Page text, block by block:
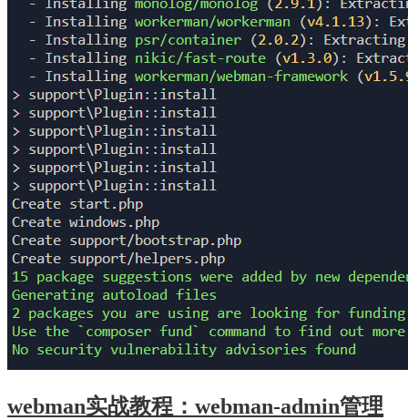
webman实战教程：webman-admin管理